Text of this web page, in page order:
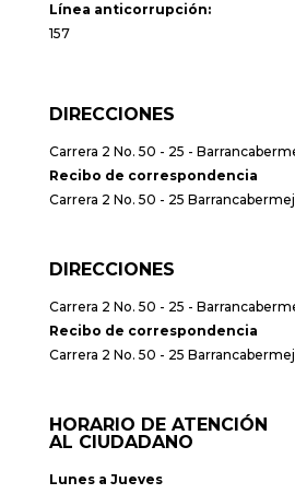
Línea anticorrupción:
157
DIRECCIONES
Carrera 2 No. 50 - 25 -
Recibo de correspondencia
Carrera 2 No. 50 - 25
DIRECCIONES
Carrera 2 No. 50 - 25 -
Recibo de correspondencia
Carrera 2 No. 50 - 25
HORARIO DE ATENCIÓN
AL CIUDADANO
Lunes a Jueves